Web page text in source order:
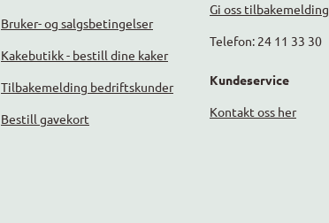
Bruker- og salgsbetingelser
Kakebutikk - bestill dine kaker
Tilbakemelding bedriftskunder
Bestill gavekort
Gi oss tilbakemelding
Telefon: 24 11 33 30
Kundeservice
Kontakt oss her